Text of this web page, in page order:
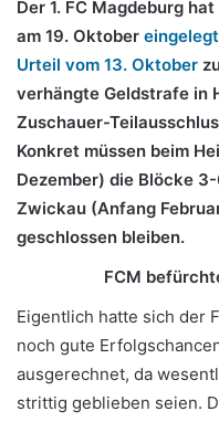
Der 1. FC Magdeburg
am 19. Oktober
Urteil vom 13. Oktober
verhängte Geldstrafe in
Zuschauer-
Konkret müssen beim
Dezember) die Blöcke
Zwickau (Anfang
geschlossen bleiben.
FCM
Eigentlich hatte sich der
noch gute
ausgerechnet, da
strittig geblieben seien.